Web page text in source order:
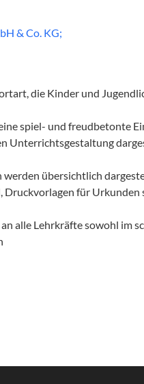
& Co. KG;
die Kinder und
spiel- und freudbetonte
Unterrichtsgestaltung
werden übersichtlich
Druckvorlagen für Urkunden
alle Lehrkräfte sowohl im